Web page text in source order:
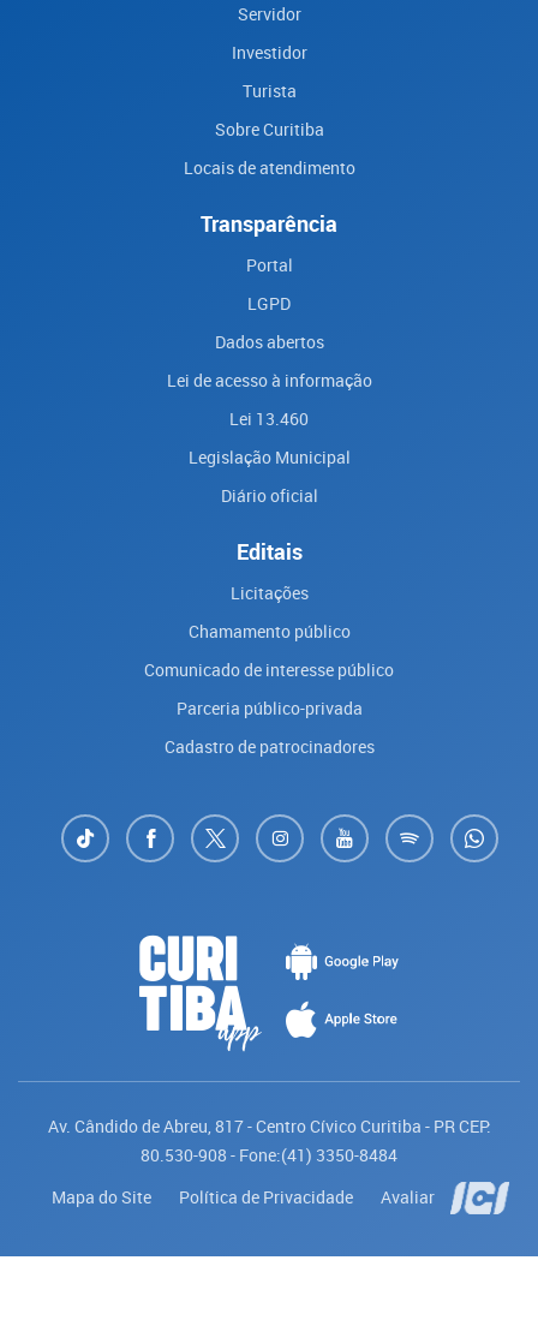
Servidor
Investidor
Turista
Sobre Curitiba
Locais de atendimento
Transparência
Portal
LGPD
Dados abertos
Lei de acesso à informação
Lei 13.460
Legislação Municipal
Diário oficial
Editais
Licitações
Chamamento público
Comunicado de interesse público
Parceria público-privada
Cadastro de patrocinadores
Av. Cândido de Abreu, 817 - Centro Cívico Curitiba - PR CEP:
80.530-908 - Fone:(41) 3350-8484
Mapa do Site
Política de Privacidade Avaliar